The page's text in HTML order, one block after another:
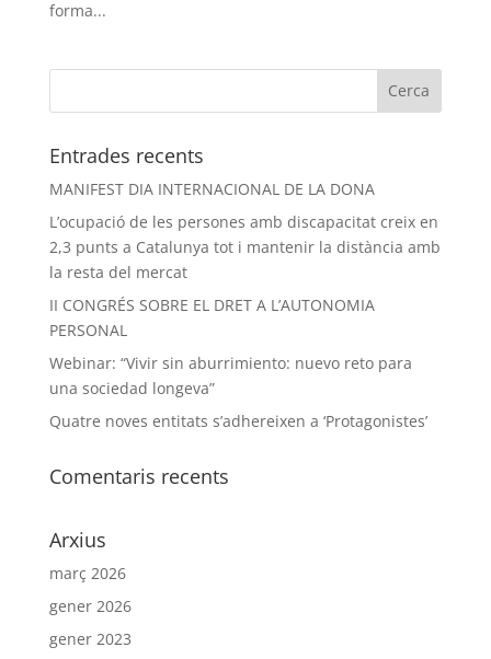
forma...
Entrades recents
MANIFEST DIA INTERNACIONAL DE LA DONA
L’ocupació de les persones amb discapacitat creix en
2,3 punts a Catalunya tot i mantenir la distància amb
la resta del mercat
II CONGRÉS SOBRE EL DRET A L’AUTONOMIA
PERSONAL
Webinar: “Vivir sin aburrimiento: nuevo reto para
una sociedad longeva”
Quatre noves entitats s’adhereixen a ‘Protagonistes’
Comentaris recents
Arxius
març 2026
gener 2026
gener 2023